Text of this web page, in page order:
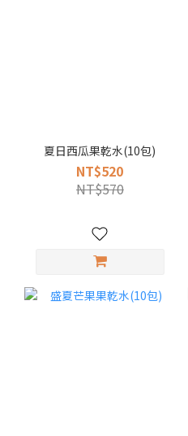
夏日西瓜果乾水(10包)
NT$520
NT$570